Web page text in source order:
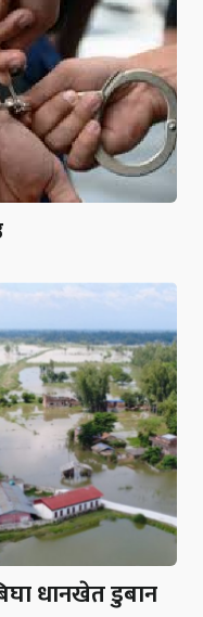
धानखेत डुबान